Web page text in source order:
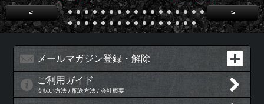
< >
メールマガジン登録・解除
ご利用ガイド
支払い方法 / 配送方法 / 会社概要